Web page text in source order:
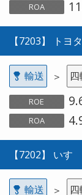
ROA
【7203】 トヨ
輸送 ＞
ROE
ROA
【7202】 いす
輸送 ＞